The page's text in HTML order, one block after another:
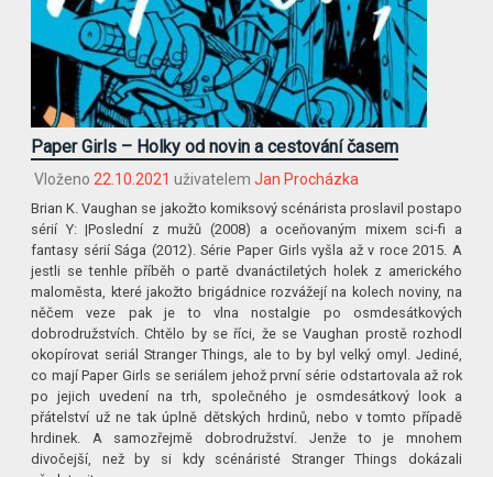
Paper Girls – Holky od novin a cestování časem
Vloženo 22.10.2021 uživatelem Jan Procházka
Brian K. Vaughan se jakožto komiksový scénárista proslavil postapo
sérií Y: |Poslední z mužů (2008) a oceňovaným mixem sci-fi a
fantasy sérií Sága (2012). Série Paper Girls vyšla až v roce 2015. A
jestli se tenhle příběh o partě dvanáctiletých holek z amerického
maloměsta, které jakožto brigádnice rozvážejí na kolech noviny, na
něčem veze pak je to vlna nostalgie po osmdesátkových
dobrodružstvích. Chtělo by se říci, že se Vaughan prostě rozhodl
okopírovat seriál Stranger Things, ale to by byl velký omyl. Jediné,
co mají Paper Girls se seriálem jehož první série odstartovala až rok
po jejich uvedení na trh, společného je osmdesátkový look a
přátelství už ne tak úplně dětských hrdinů, nebo v tomto případě
hrdinek. A samozřejmě dobrodružství. Jenže to je mnohem
divočejší, než by si kdy scénáristé Stranger Things dokázali